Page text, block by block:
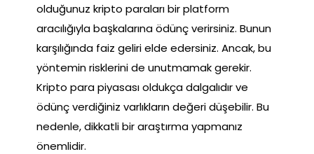
olduğunuz kripto paraları bir platform
aracılığıyla başkalarına ödünç verirsiniz. Bunun
karşılığında faiz geliri elde edersiniz. Ancak, bu
yöntemin risklerini de unutmamak gerekir.
Kripto para piyasası oldukça dalgalıdır ve
ödünç verdiğiniz varlıkların değeri düşebilir. Bu
nedenle, dikkatli bir araştırma yapmanız
önemlidir.